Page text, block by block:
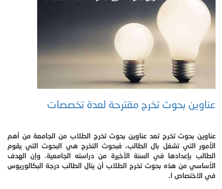
عناوين بحوث تخرج مقترحة لعدة تخصصات
عناوين بحوث تخرج تعد عناوين بحوث تخرج الطلاب من الجامعة من أهم
الأمور التي تشغل بال الطالب، فبحوث التخرج هي البحوث التي يقوم
الطالب بإعدادها في السنة الأخيرة من دراسته الجامعية. وإن الهدف
الأساسي من هذه بحوث تخرج الطلاب أن ينال الطالب درجة البكالوريوس
في الاختصاص ا.